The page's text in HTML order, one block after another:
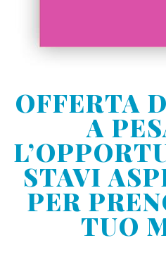
OFFERTA
A
STAVI
PER
TUO